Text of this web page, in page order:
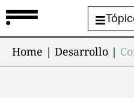
Home | Desarrollo |